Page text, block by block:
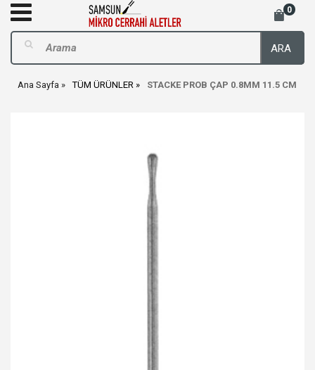
0
ARA
Ana Sayfa TÜM ÜRÜNLER STACKE PROB ÇAP 0.8MM 11.5 CM